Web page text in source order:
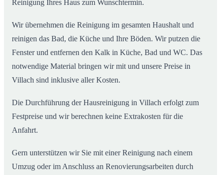
Reinigung Ihres Haus zum Wunschtermin.
Wir übernehmen die Reinigung im gesamten Haushalt und
reinigen das Bad, die Küche und Ihre Böden. Wir putzen die
Fenster und entfernen den Kalk in Küche, Bad und WC. Das
notwendige Material bringen wir mit und unsere Preise in
Villach sind inklusive aller Kosten.
Die Durchführung der Hausreinigung in Villach erfolgt zum
Festpreise und wir berechnen keine Extrakosten für die
Anfahrt.
Gern unterstützen wir Sie mit einer Reinigung nach einem
Umzug oder im Anschluss an Renovierungsarbeiten durch